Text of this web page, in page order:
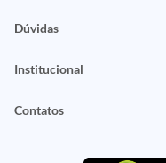
Dúvidas
Institucional
Contatos